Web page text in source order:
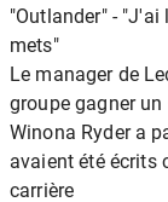
"Outlander" -
mets"
Le manager de
groupe gagner
Winona Ryder a
avaient été écrits
carrière